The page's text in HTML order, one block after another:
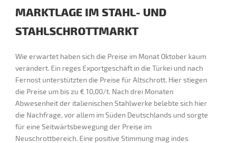
MARKTLAGE IM STAHL- UND
STAHLSCHROTTMARKT
Wie erwartet haben sich die Preise im Monat Oktober kaum
verändert. Ein reges Exportgeschäft in die Türkei und nach
Fernost unterstützten die Preise für Altschrott. Hier stiegen
die Preise um bis zu € 10,00/t. Nach drei Monaten
Abwesenheit der italienischen Stahlwerke belebte sich hier
die Nachfrage, vor allem im Süden Deutschlands und sorgte
für eine Seitwärtsbewegung der Preise im
Neuschrottbereich. Eine positive Stimmung mag indes